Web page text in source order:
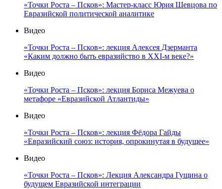
«Точки Роста – Псков»: Мастер-класс Юрия Шевцова по
Евразийской политической аналитике
Видео
«Точки Роста – Псков»: лекция Алексея Дзерманта
«Каким должно быть евразийство в XXI-м веке?»
Видео
«Точки Роста – Псков»: лекция Бориса Межуева о
метафоре «Евразийской Атлантиды»
Видео
«Точки Роста – Псков»: лекция Фёдора Гайды
«Евразийский союз: история, опрокинутая в будущее»
Видео
«Точки Роста – Псков»: Лекция Александра Гущина о
будущем Евразийской интеграции